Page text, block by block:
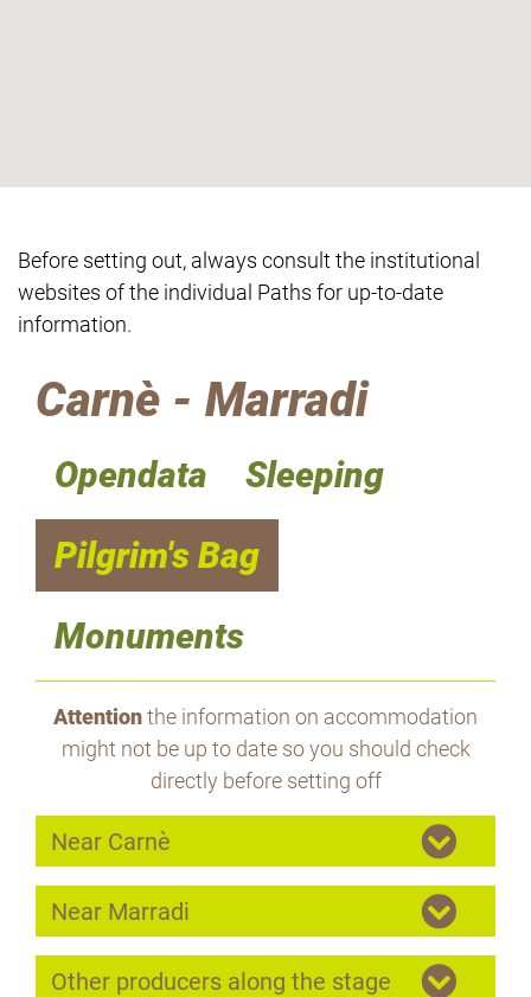
Before setting out, always consult the institutional
websites of the individual Paths for up-to-date
information.
Carnè - Marradi
Opendata
Sleeping
Pilgrim's Bag
Monuments
Attentionthe information on accommodation
might not be up to date so you should check
directly before setting off
Near Carnè
Near Marradi
Other producers along the stage